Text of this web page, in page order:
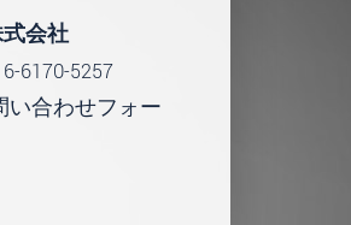
式会社
6170-5257
い合わせフォー